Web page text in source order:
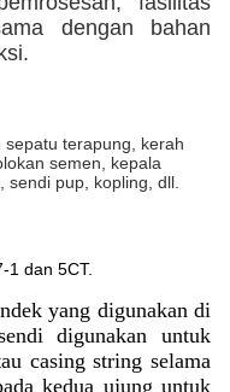
dengan bahan